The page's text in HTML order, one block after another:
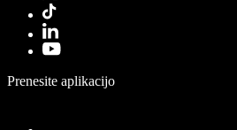
Prenesite aplikacijo